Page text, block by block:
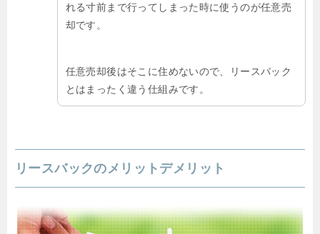
れる寸前まで行ってしまった時に使うのが任意売
却です。
任意売却後はそこに住めないので、リースバック
とはまったく違う仕組みです。
リースバックのメリットデメリット